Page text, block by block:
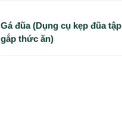
Gá đũa (Dụng cụ kẹp đũa tập
gắp thức ăn)